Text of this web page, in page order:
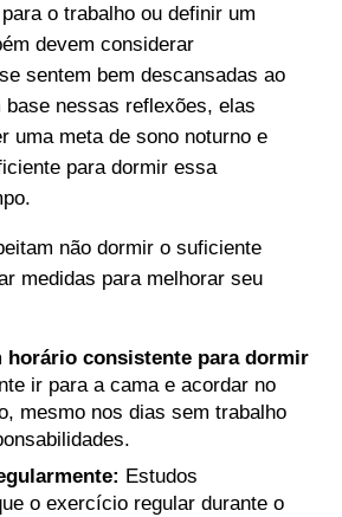
o trabalho ou definir um
devem considerar
sentem bem descansadas ao
base nessas reflexões, elas
uma meta de sono noturno e
para dormir essa
não dormir o suficiente
medidas para melhorar seu
horário consistente para dormir
ir para a cama e acordar no
mesmo nos dias sem trabalho
Estudos
o exercício regular durante o